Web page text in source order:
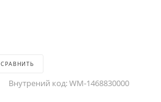
СРАВНИТЬ
Внутрений код:WM-1468830000